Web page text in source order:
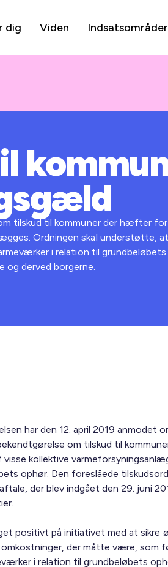
dig Viden Indsatsområder
tilskud til kommuner der hæfter
Ordningen skal understøtte,
i relation til grundbeløbets
og derved borgerne.
har den 12. april 2019 anmodet
om tilskud til
kollektive
ophør. Den foreslåede
der blev indgået den 29. juni
positivt på initiativet med at sikre
der måtte være, som
i relation til grundbeløbets